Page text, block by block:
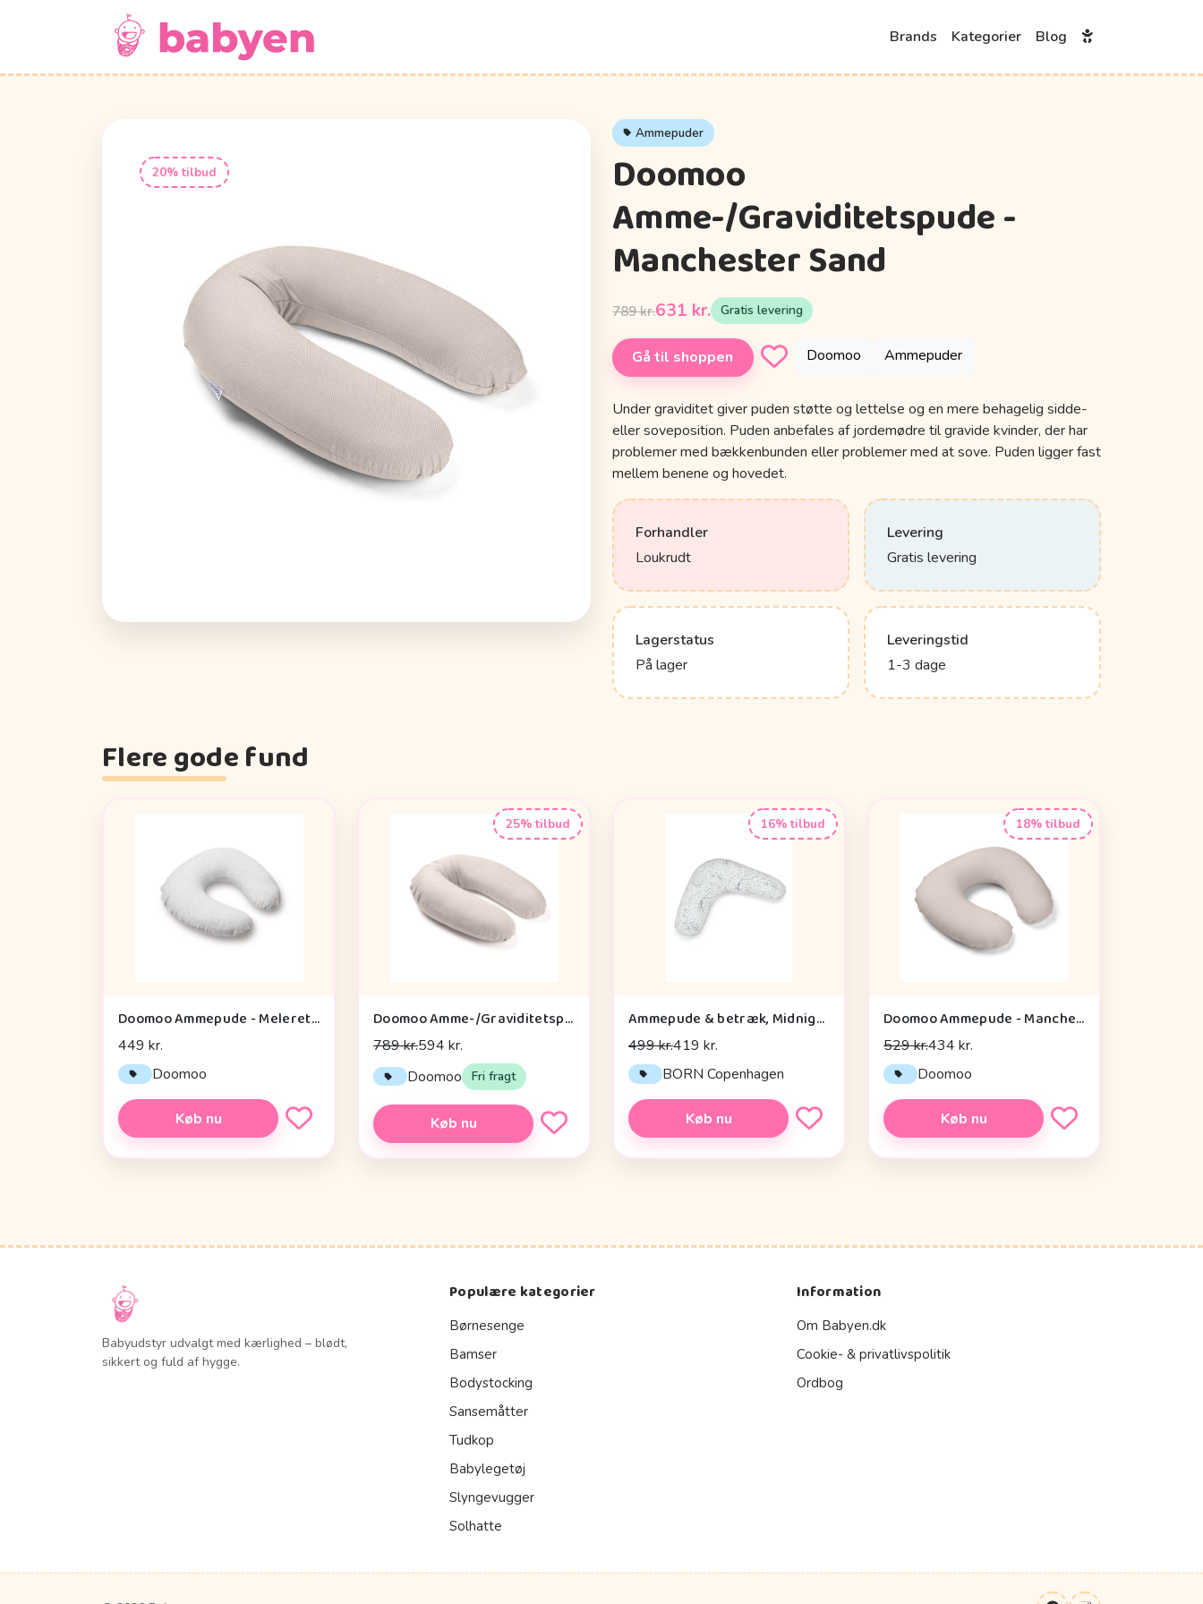
Brands Kategorier Blog
20% tilbud
Ammepuder
Doomoo
Amme-/Graviditetspude -
Manchester Sand
789 kr.631 kr. Gratis levering
Gå til shoppen Doomoo Ammepuder
Under graviditet giver puden støtte og lettelse og en mere behagelig sidde-
eller soveposition. Puden anbefales af jordemødre til gravide kvinder, der har
problemer med bækkenbunden eller problemer med at sove. Puden ligger fast
mellem benene og hovedet.
Forhandler
Loukrudt
Levering
Gratis levering
Lagerstatus
På lager
Leveringstid
1-3 dage
Flere gode fund
Doomoo Ammepude - Meleret - Hvid
449 kr.
Doomoo
Køb nu
25% tilbud
Doomoo Amme-/Graviditetspude - Meleret Sand
789 kr.594 kr.
Doomoo Fri fragt
Køb nu
16% tilbud
Ammepude & betræk, Midnight Dust
499 kr.419 kr.
BORN Copenhagen
Køb nu
18% tilbud
Doomoo Ammepude - Manchester Sand
529 kr.434 kr.
Doomoo
Køb nu
Babyudstyr udvalgt med kærlighed – blødt,
sikkert og fuld af hygge.
Populære kategorier
Børnesenge
Bamser
Bodystocking
Sansemåtter
Tudkop
Babylegetøj
Slyngevugger
Solhatte
Information
Om Babyen.dk
Cookie- & privatlivspolitik
Ordbog